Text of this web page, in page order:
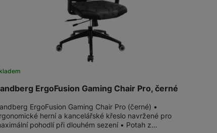
Smart
Ventilátory
Počítače a notebooky
Herní zóna
Péče o zdraví a tělo
ErgoFusion Gaming Chair Pro, černé
ErgoFusion Gaming Chair Pro (černé) •
herní a kancelářské křeslo navržené pro
pohodlí při dlouhém sezení • Potah z…